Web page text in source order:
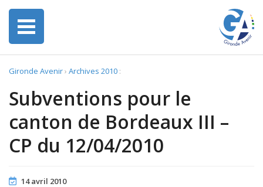
Gironde Avenir› Archives 2010 :
Subventions pour le
canton de Bordeaux III –
CP du 12/04/2010
14 avril 2010